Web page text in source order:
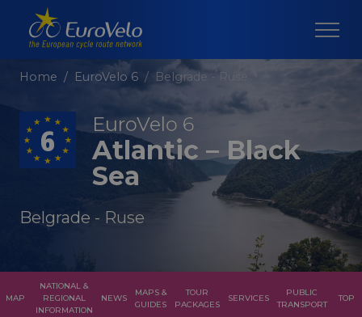
Home EuroVelo 6 Belgrade - Ruse
EuroVelo 6
Atlantic – Black
Sea
Belgrade - Ruse
MAP
NATIONAL &
REGIONAL
INFORMATION
NEWS
MAPS &
GUIDES
TOUR
PACKAGES
SERVICES
PUBLIC
TRANSPORT
TOP